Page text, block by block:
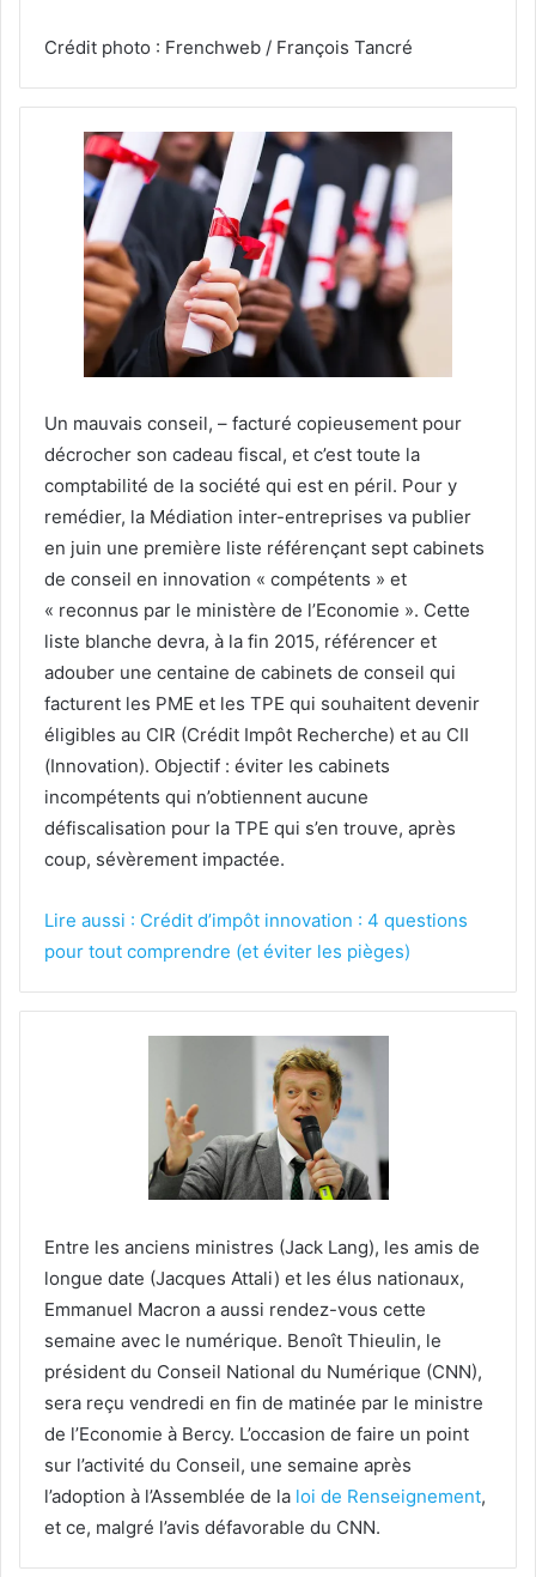
Crédit photo : Frenchweb / François Tancré
Un mauvais conseil, – facturé copieusement pour
décrocher son cadeau fiscal, et c’est toute la
comptabilité de la société qui est en péril. Pour y
remédier, la Médiation inter-entreprises va publier
en juin une première liste référençant sept cabinets
de conseil en innovation « compétents » et
« reconnus par le ministère de l’Economie ». Cette
liste blanche devra, à la fin 2015, référencer et
adouber une centaine de cabinets de conseil qui
facturent les PME et les TPE qui souhaitent devenir
éligibles au CIR (Crédit Impôt Recherche) et au CII
(Innovation). Objectif : éviter les cabinets
incompétents qui n’obtiennent aucune
défiscalisation pour la TPE qui s’en trouve, après
coup, sévèrement impactée.
Lire aussi : Crédit d’impôt innovation : 4 questions
pour tout comprendre (et éviter les pièges)
Entre les anciens ministres (Jack Lang), les amis de
longue date (Jacques Attali) et les élus nationaux,
Emmanuel Macron a aussi rendez-vous cette
semaine avec le numérique. Benoît Thieulin, le
président du Conseil National du Numérique (CNN),
sera reçu vendredi en fin de matinée par le ministre
de l’Economie à Bercy. L’occasion de faire un point
sur l’activité du Conseil, une semaine après
l’adoption à l’Assemblée de la loi de Renseignement,
et ce, malgré l’avis défavorable du CNN.